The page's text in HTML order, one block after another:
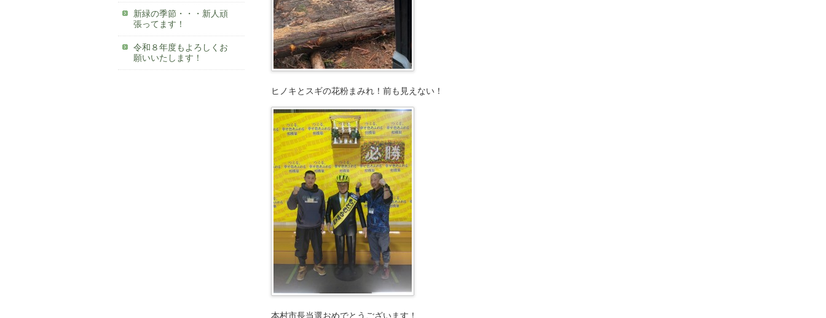
ヒノキとスギの花粉まみれ！前も見えない！
本村市長当選おめでとうございます！
新緑の季節・・・新人頑
張ってます！
令和８年度もよろしくお
願いいたします！